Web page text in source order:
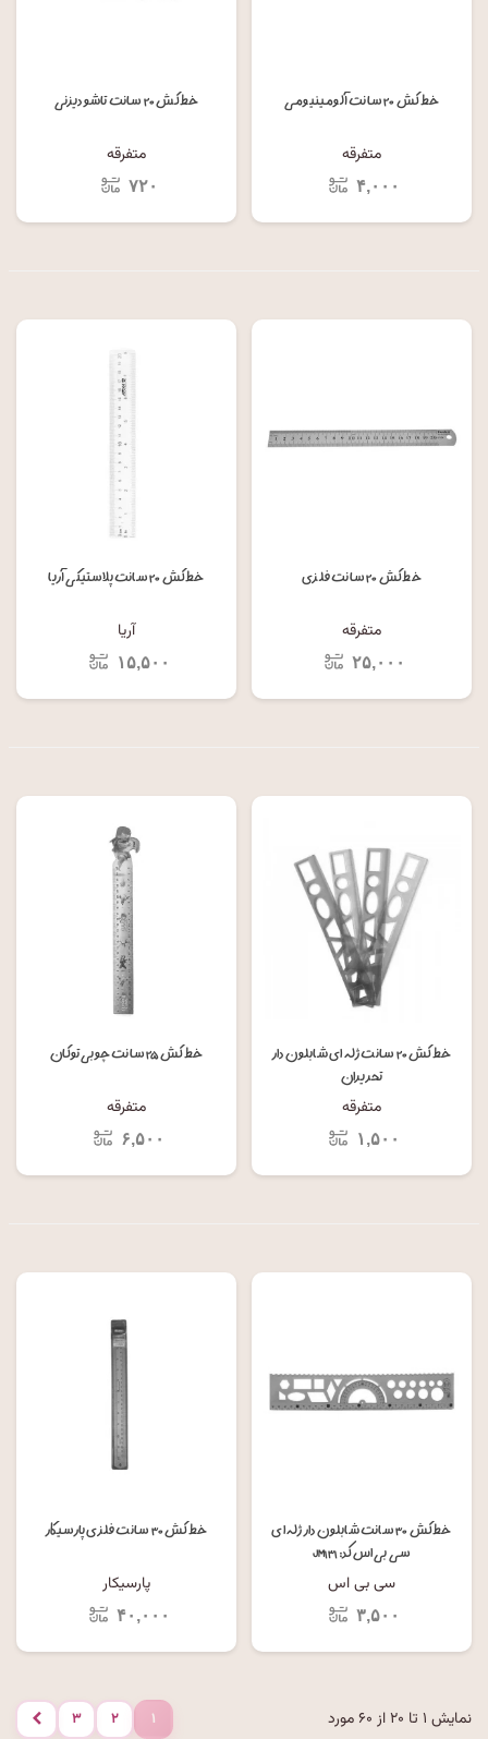
خط کش ۲۰ سانت آلومینیومی
متفرقه
۴,۰۰۰
خط کش ۲۰ سانت تاشو دیزنی
متفرقه
۷۲۰
خط کش ۲۰ سانت فلزی
متفرقه
۲۵,۰۰۰
خط کش ۲۰ سانت پلاستیکی آریا
آریا
۱۵,۵۰۰
خط کش ۲۰ سانت ژله ای شابلون دار
تحریران
متفرقه
۱,۵۰۰
خط کش ۲۵ سانت چوبی توکان
متفرقه
۶,۵۰۰
خط کش ۳۰ سانت شابلون دار ژله ای
سی بی اس کد: JM۱۳۱
سی بی اس
۳,۵۰۰
خط کش ۳۰ سانت فلزی پارسیکار
پارسیکار
۴۰,۰۰۰
نمایش ۱ تا ۲۰ از ۶۰ مورد ۱ ۲ ۳ بعدی